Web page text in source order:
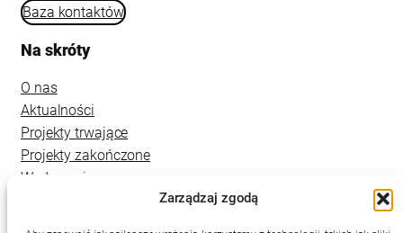
Zarządzaj zgodą
Baza kontaktów
Na skróty
O nas
Aktualności
Projekty trwające
Projekty zakończone
Wydarzenia